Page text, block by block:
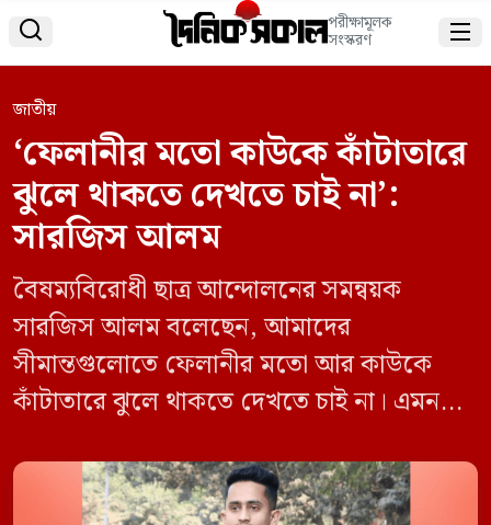
 পরীক্ষামূলক
সংস্করণ 
জাতীয়
‘ফেলানীর মতো কাউকে কাঁটাতারে
ঝুলে থাকতে দেখতে চাই না’:
সারজিস আলম
বৈষম্যবিরোধী ছাত্র আন্দোলনের সমন্বয়ক
সারজিস আলম বলেছেন, আমাদের
সীমান্তগুলোতে ফেলানীর মতো আর কাউকে
কাঁটাতারে ঝুলে থাকতে দেখতে চাই না। এমন
এমন কোনো ঘটনা ঘটে তাহলে তার বিচার করতে
হবে। শনিবার (১৪ সেপ্টেম্বর) বিকেলে ঠাকুরগাঁও